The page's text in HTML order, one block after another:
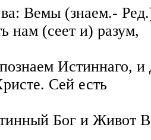
Вемы (знаем.-
нам (сеет и) разум,
Истиннаго,
Сей есть
Бог и Живот